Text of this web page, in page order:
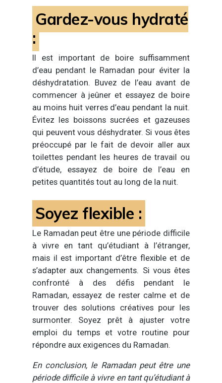
Gardez-vous hydraté
:
Il est important de boire suffisamment
d’eau pendant le Ramadan pour éviter la
déshydratation. Buvez de l’eau avant de
commencer à jeûner et essayez de boire
au moins huit verres d’eau pendant la nuit.
Évitez les boissons sucrées et gazeuses
qui peuvent vous déshydrater. Si vous êtes
préoccupé par le fait de devoir aller aux
toilettes pendant les heures de travail ou
d’étude, essayez de boire de l’eau en
petites quantités tout au long de la nuit.
Soyez flexible :
Le Ramadan peut être une période difficile
à vivre en tant qu’étudiant à l’étranger,
mais il est important d’être flexible et de
s’adapter aux changements. Si vous êtes
confronté à des défis pendant le
Ramadan, essayez de rester calme et de
trouver des solutions créatives pour les
surmonter. Soyez prêt à ajuster votre
emploi du temps et votre routine pour
répondre aux exigences du Ramadan.
En conclusion, le Ramadan peut être une
période difficile à vivre en tant qu’étudiant à